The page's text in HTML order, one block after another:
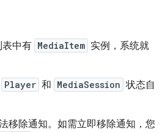
表中有 MediaItem 实例，系统就
Player 和 MediaSession 状态自
移除通知。如需立即移除通知，您